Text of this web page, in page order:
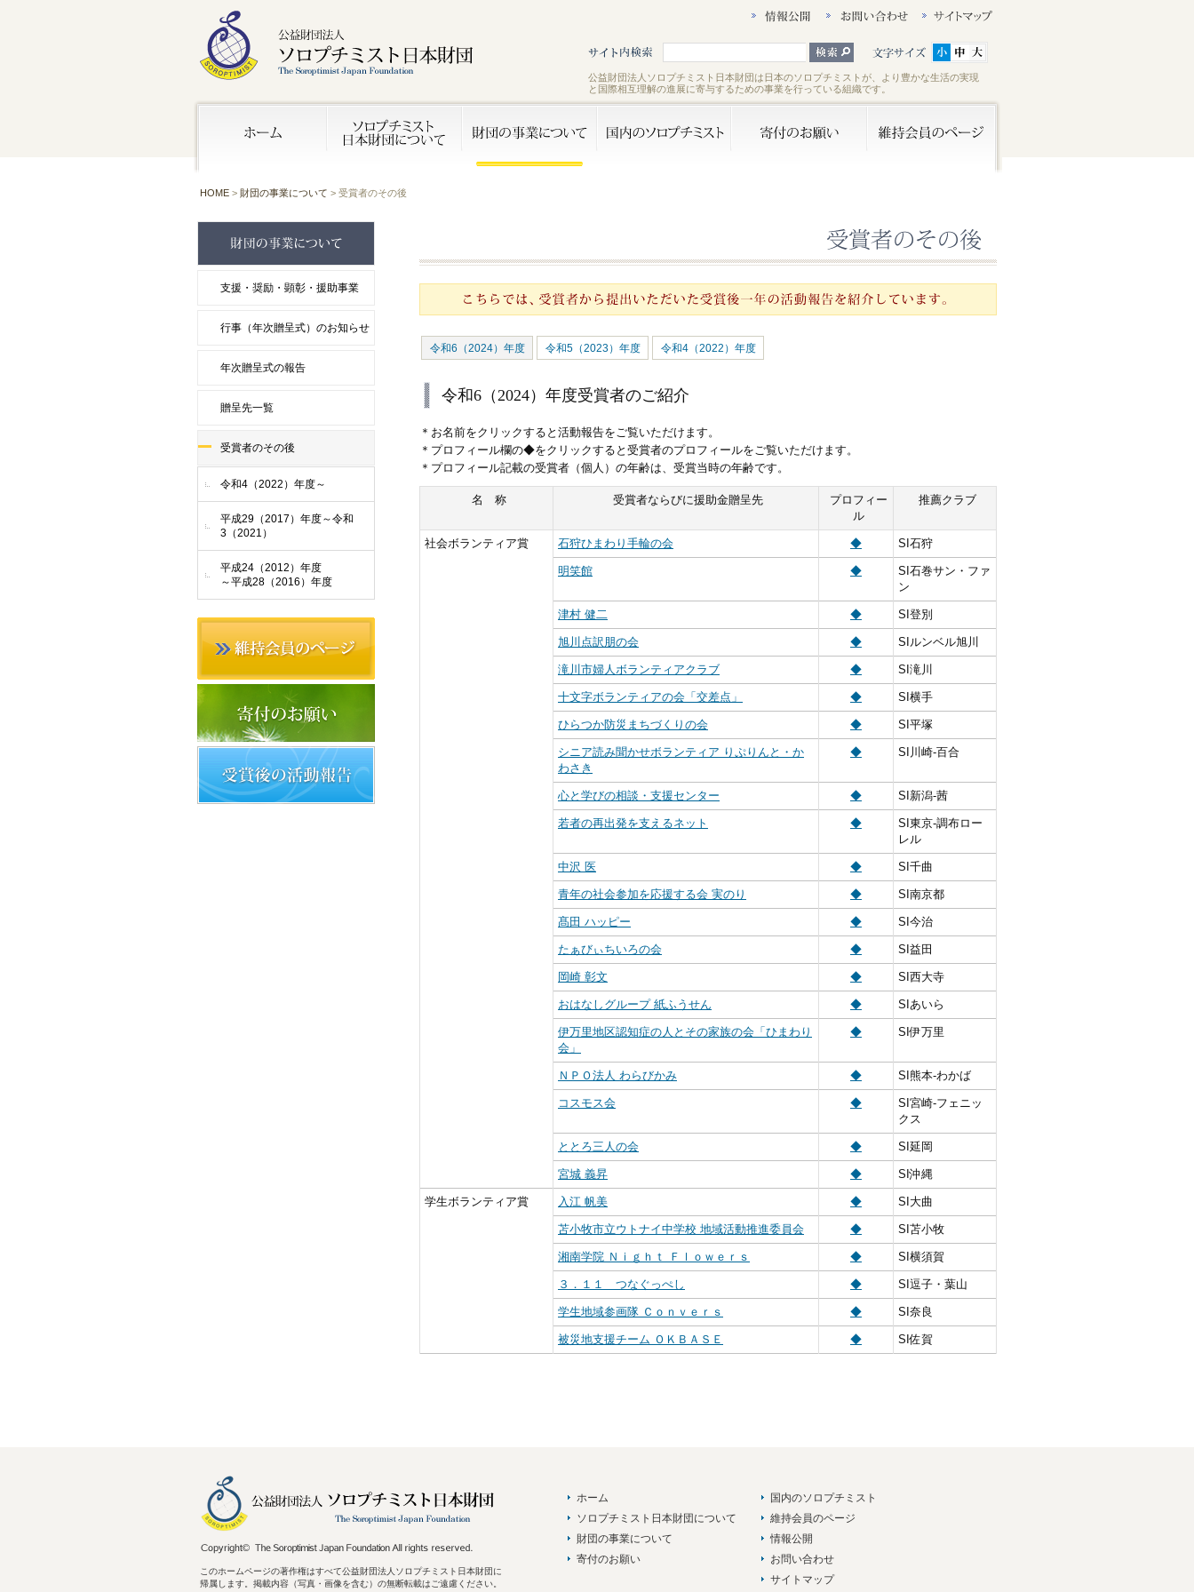
公益財団法人ソロプチミスト日本財団は日本のソロプチミストが、より豊かな生活の実現
と国際相互理解の進展に寄与するための事業を行っている組織です。
HOME > 財団の事業について > 受賞者のその後
令和6（2024）年度 令和5（2023）年度 令和4（2022）年度
令和6（2024）年度受賞者のご紹介
＊お名前をクリックすると活動報告をご覧いただけます。
＊プロフィール欄の◆をクリックすると受賞者のプロフィールをご覧いただけます。
＊プロフィール記載の受賞者（個人）の年齢は、受賞当時の年齢です。
名 称 受賞者ならびに援助金贈呈先
プロフィー
ル
推薦クラブ
社会ボランティア賞 石狩ひまわり手輪の会 ◆ SI石狩
明笑館 ◆
SI石巻サン・ファ
ン
津村 健二 ◆ SI登別
旭川点訳朋の会 ◆ SIルンベル旭川
滝川市婦人ボランティアクラブ ◆ SI滝川
十文字ボランティアの会「交差点」 ◆ SI横手
ひらつか防災まちづくりの会 ◆ SI平塚
シニア読み聞かせボランティア りぷりんと・か
わさき
◆ SI川崎‐百合
心と学びの相談・支援センター ◆ SI新潟‐茜
若者の再出発を支えるネット ◆
SI東京‐調布ロー
レル
中沢 医 ◆ SI千曲
青年の社会参加を応援する会 実のり ◆ SI南京都
髙田 ハッピー ◆ SI今治
たぁびぃちいろの会 ◆ SI益田
岡崎 彰文 ◆ SI西大寺
おはなしグループ 紙ふうせん ◆ SIあいら
伊万里地区認知症の人とその家族の会「ひまわり
会」
◆ SI伊万里
ＮＰＯ法人 わらびかみ ◆ SI熊本‐わかば
コスモス会 ◆
SI宮崎‐フェニッ
クス
ととろ三人の会 ◆ SI延岡
宮城 義昇 ◆ SI沖縄
学生ボランティア賞 入江 帆美 ◆ SI大曲
苫小牧市立ウトナイ中学校 地域活動推進委員会 ◆ SI苫小牧
湘南学院 Ｎｉｇｈｔ Ｆｌｏｗｅｒｓ ◆ SI横須賀
３．１１ つなぐっぺし ◆ SI逗子・葉山
学生地域参画隊 Ｃｏｎｖｅｒｓ ◆ SI奈良
被災地支援チーム ＯＫＢＡＳＥ ◆ SI佐賀
支援・奨励・顕彰・援助事業
行事（年次贈呈式）のお知らせ
年次贈呈式の報告
贈呈先一覧
受賞者のその後
令和4（2022）年度～
平成29（2017）年度～令和
3（2021）
平成24（2012）年度
～平成28（2016）年度
ホーム
ソロプチミスト日本財団について
財団の事業について
寄付のお願い
国内のソロプチミスト
維持会員のページ
情報公開
お問い合わせ
サイトマップ
このホームページの著作権はすべて公益財団法人ソロプチミスト日本財団に
帰属します。掲載内容（写真・画像を含む）の無断転載はご遠慮ください。